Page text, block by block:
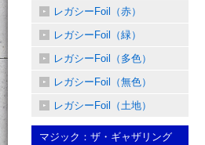
レガシーFoil（赤）
レガシーFoil（緑）
レガシーFoil（多色）
レガシーFoil（無色）
レガシーFoil（土地）
マジック：ザ・ギャザリング